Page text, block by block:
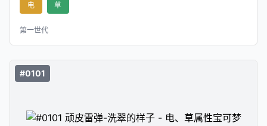
电 草
第一世代
#0101